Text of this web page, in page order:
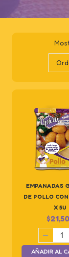
EMPANADAS
DE POLLO
X 5U
$
AÑADIR AL